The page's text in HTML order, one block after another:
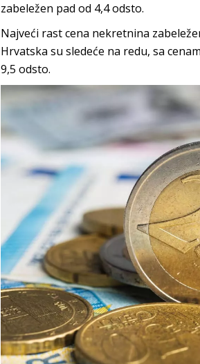
zabeležen pad od 4,4 odsto.
Najveći rast cena nekretnina
Hrvatska su sledeće na redu, sa
9,5 odsto.